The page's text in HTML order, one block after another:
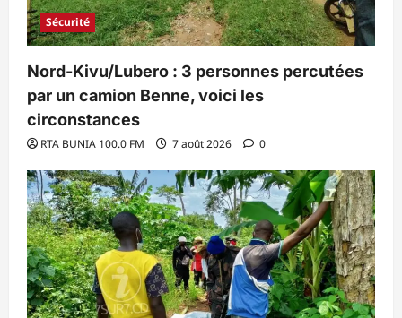
Sécurité
Nord-Kivu/Lubero : 3 personnes percutées
par un camion Benne, voici les
circonstances
RTA BUNIA 100.0 FM 7 août 2026 0